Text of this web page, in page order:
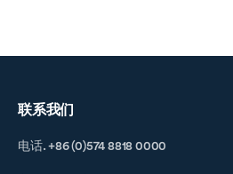
联系我们
电话. +86 (0)574 8818 0000